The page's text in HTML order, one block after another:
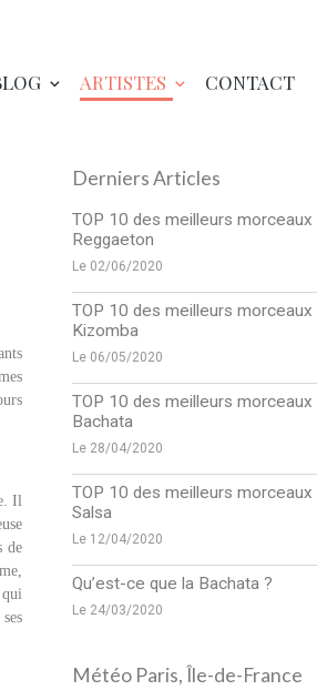
ARTISTES CONTACT
Il
de
qui
Derniers Articles
TOP 10 des meilleurs morceaux
Reggaeton
Le 02/06/2020
TOP 10 des meilleurs morceaux
Kizomba
Le 06/05/2020
TOP 10 des meilleurs morceaux
Bachata
Le 28/04/2020
TOP 10 des meilleurs morceaux
Salsa
Le 12/04/2020
Qu’est-ce que la Bachata ?
Le 24/03/2020
Météo Paris, Île-de-France